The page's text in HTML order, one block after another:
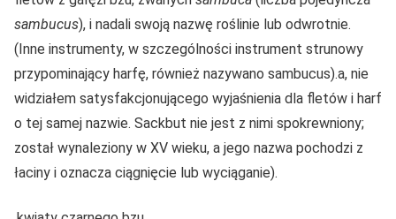
sambucus), i nadali swoją nazwę roślinie lub odwrotnie.
(Inne instrumenty, w szczególności instrument strunowy
przypominający harfę, również nazywano sambucus).a, nie
widziałem satysfakcjonującego wyjaśnienia dla fletów i harf
o tej samej nazwie. Sackbut nie jest z nimi spokrewniony;
został wynaleziony w XV wieku, a jego nazwa pochodzi z
łaciny i oznacza ciągnięcie lub wyciąganie).